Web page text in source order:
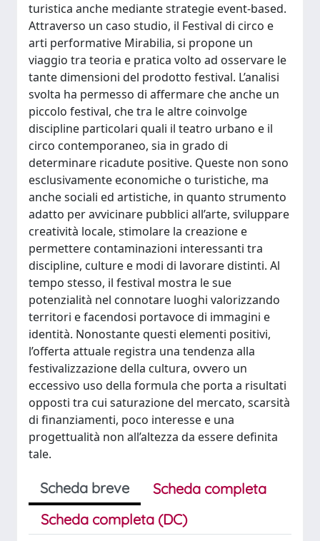
turistica anche mediante strategie event-based.
Attraverso un caso studio, il Festival di circo e
arti performative Mirabilia, si propone un
viaggio tra teoria e pratica volto ad osservare le
tante dimensioni del prodotto festival. L’analisi
svolta ha permesso di affermare che anche un
piccolo festival, che tra le altre coinvolge
discipline particolari quali il teatro urbano e il
circo contemporaneo, sia in grado di
determinare ricadute positive. Queste non sono
esclusivamente economiche o turistiche, ma
anche sociali ed artistiche, in quanto strumento
adatto per avvicinare pubblici all’arte, sviluppare
creatività locale, stimolare la creazione e
permettere contaminazioni interessanti tra
discipline, culture e modi di lavorare distinti. Al
tempo stesso, il festival mostra le sue
potenzialità nel connotare luoghi valorizzando
territori e facendosi portavoce di immagini e
identità. Nonostante questi elementi positivi,
l’offerta attuale registra una tendenza alla
festivalizzazione della cultura, ovvero un
eccessivo uso della formula che porta a risultati
opposti tra cui saturazione del mercato, scarsità
di finanziamenti, poco interesse e una
progettualità non all’altezza da essere definita
tale.
Scheda breve
Scheda completa
Scheda completa (DC)